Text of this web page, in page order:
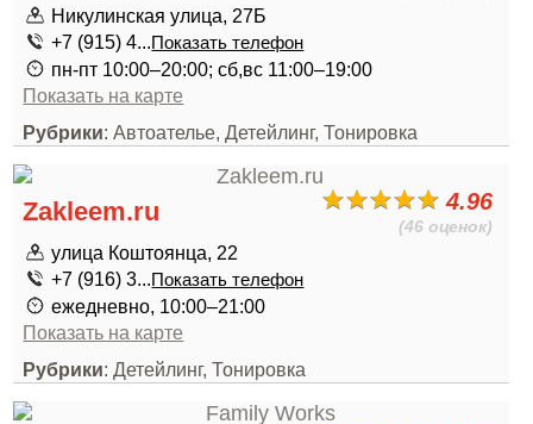
Никулинская улица, 27Б
+7 (915) 4...Показать телефон
пн-пт 10:00–20:00; сб,вс 11:00–19:00
Показать на карте
Рубрики: Автоателье, Детейлинг, Тонировка
4.96
(46 оценок)
Zakleem.ru
улица Коштоянца, 22
+7 (916) 3...Показать телефон
ежедневно, 10:00–21:00
Показать на карте
Рубрики: Детейлинг, Тонировка